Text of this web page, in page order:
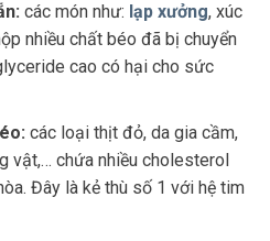
các món như: lạp xưởng, xúc
nhiều chất béo đã bị chuyển
cao có hại cho sức
các loại thịt đỏ, da gia cầm,
vật,… chứa nhiều cholesterol
Đây là kẻ thù số 1 với hệ tim